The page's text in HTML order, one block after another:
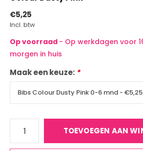
€5,25
Incl. btw
Op voorraad - Op werkdagen voor
morgen in huis
Maak een keuze: *
TOEVOEGEN AAN